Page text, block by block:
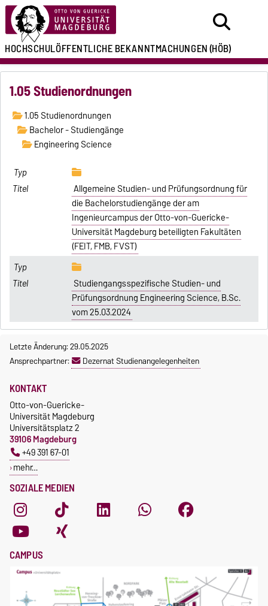
HOCHSCHULÖFFENTLICHEBEKANNTMACHUNGEN(HÖB)
1.05 Studienordnungen
1.05 Studienordnungen
Bachelor - Studiengänge
Engineering Science
Allgemeine Studien- und Prüfungsordnung für
die Bachelorstudiengänge der am
Ingenieurcampus der Otto-von-Guericke-
Universität Magdeburg beteiligten Fakultäten
(FEIT, FMB, FVST)
Studiengangsspezifische Studien- und
Prüfungsordnung Engineering Science, B.Sc.
vom 25.03.2024
Letzte Änderung: 29.05.2025
Ansprechpartner:
Dezernat Studienangelegenheiten
SOZIALE MEDIEN
KONTAKT
Otto-von-Guericke-
Universität Magdeburg
Universitätsplatz 2
39106 Magdeburg
+49 391 67-01
mehr…
CAMPUS